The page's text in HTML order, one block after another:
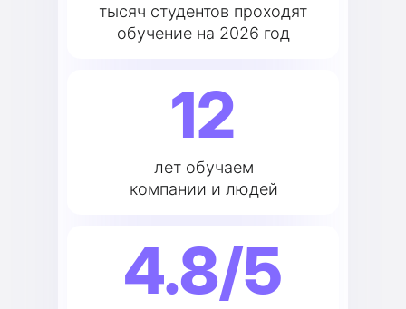
тысяч студентов проходят
обучение на 2026 год
12
лет обучаем
компании и людей
4.8/5